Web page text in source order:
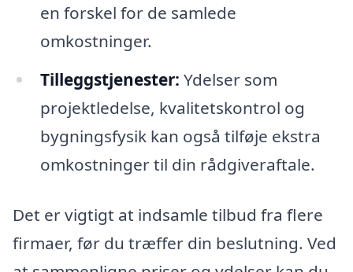
en forskel for de samlede
omkostninger.
Tilleggstjenester: Ydelser som
projektledelse, kvalitetskontrol og
bygningsfysik kan også tilføje ekstra
omkostninger til din rådgiveraftale.
Det er vigtigt at indsamle tilbud fra flere
firmaer, før du træffer din beslutning. Ved